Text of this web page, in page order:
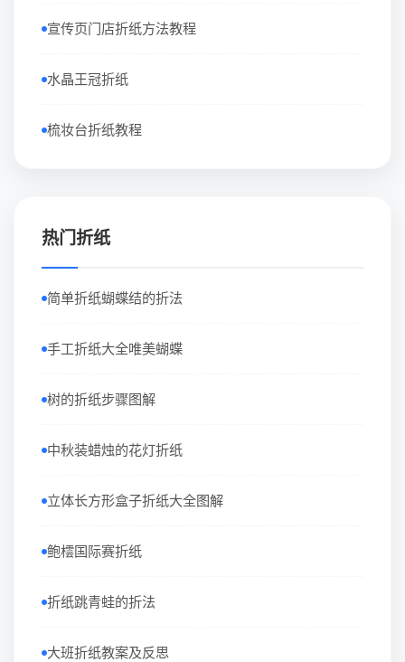
宣传页门店折纸方法教程
水晶王冠折纸
梳妆台折纸教程
热门折纸
简单折纸蝴蝶结的折法
手工折纸大全唯美蝴蝶
树的折纸步骤图解
中秋装蜡烛的花灯折纸
立体长方形盒子折纸大全图解
鲍橒国际赛折纸
折纸跳青蛙的折法
大班折纸教案及反思